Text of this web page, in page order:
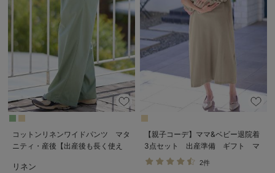
コットンリネンワイドパンツ マタ
ニティ・産後【出産後も長く使え
リネン
【親子コーデ】ママ&ベビー退院着
3点セット 出産準備 ギフト マ
タニティ・産後【出産後も長く使え
2件